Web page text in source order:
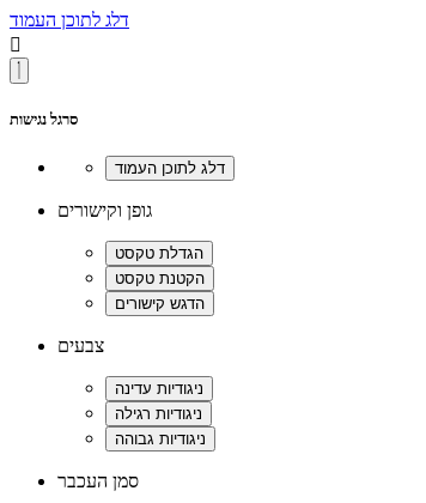
דלג לתוכן העמוד

סרגל נגישות
גופן וקישורים
צבעים
סמן העכבר